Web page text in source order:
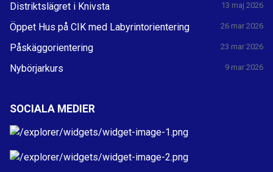
Distriktslägret i Knivsta 13 maj 2026
Öppet Hus på CIK med Labyrintorientering 26 mar 2026
Påskäggorientering 23 mar 2026
Nybörjarkurs 9 mar 2026
SOCIALA MEDIER